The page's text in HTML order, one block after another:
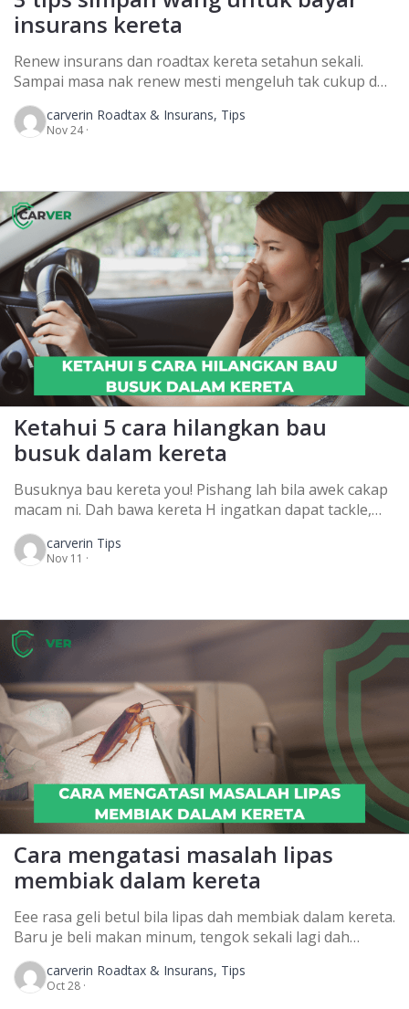
insurans kereta
Renew insurans dan roadtax kereta setahun sekali.
Sampai masa nak renew mesti mengeluh tak cukup duit
nak buat renewal ni. Selalu kan jadi macam ni? Boleh
dikatakan setiap tahun nak renew tu lah jadi macam ni.
Konfem! Yelah, nak keluarkan segedebuk amaun untuk
carverin Roadtax & Insurans, Tips
Nov 24 ·
Ketahui 5 cara hilangkan bau
busuk dalam kereta
Busuknya bau kereta you! Pishang lah bila awek cakap
macam ni. Dah bawa kereta H ingatkan dapat tackle,
rupa-rupanya bau kereta boleh jadi penghalang cinta!
Tak kira lah lelaki atau perempuan, kalau ada kereta
jagalah elok-elok. Terutamanya bau dalam kereta kita
carverin Tips
Nov 11 ·
Cara mengatasi masalah lipas
membiak dalam kereta
Eee rasa geli betul bila lipas dah membiak dalam kereta.
Baru je beli makan minum, tengok sekali lagi dah
penuh lipas berkerumun. Rasa nak buang kereta pun
ada! Jangan macam tu. Setiap kereta memang ada
masalah lipas ni. Sebab kita kerap bawa masuk barang
carverin Roadtax & Insurans, Tips
Oct 28 ·